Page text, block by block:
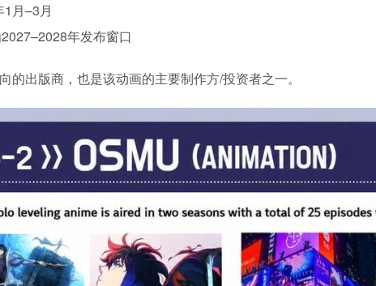
月–3月
年发布窗口
的出版商，也是该动画的主要制作方/投资者之一。